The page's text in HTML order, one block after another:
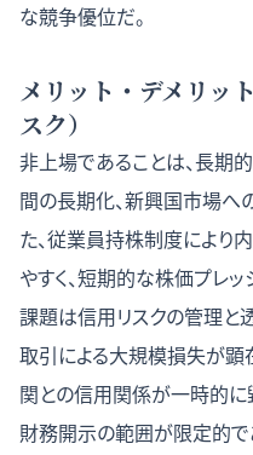
な競争優位だ。
メリット・デメリッ
スク）
非上場であることは、長期
間の長期化、新興国市場へ
た、従業員持株制度により
やすく、短期的な株価プレ
課題は信用リスクの管理と
取引による大規模損失が顕
関との信用関係が一時的に
財務開示の範囲が限定的で